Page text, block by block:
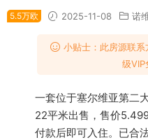
5.5万欧 2025-11-08 诺
小贴士：此房源联
级VIP
一套位于塞尔维亚第二
22平米出售，售价
付款后即可入住。已合